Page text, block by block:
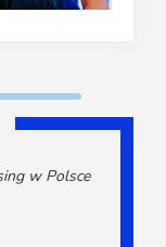
w Polsce